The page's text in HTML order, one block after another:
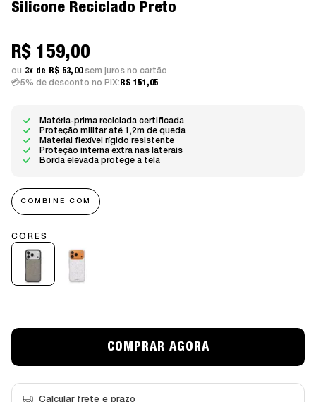
Silicone Reciclado Preto
5% de desconto no PIX: R$ 151,05
R$ 159,00
3x R$ 53,00 sem juros
Matéria-prima reciclada certificada
Proteção militar até 1,2m de queda
Material flexível rígido resistente
Proteção interna extra nas laterais
Borda elevada protege a tela
COMBINE COM